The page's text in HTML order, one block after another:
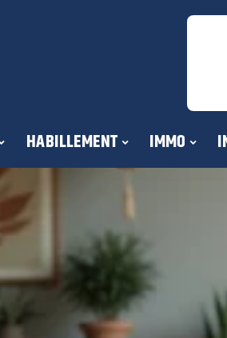
HABILLEMENT IMMO